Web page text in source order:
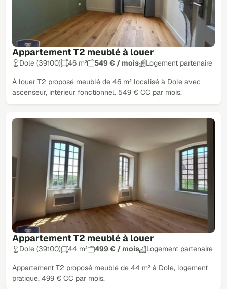
Appartement T2 meublé à louer
Dole (39100) 46 m² 549 € / mois Logement partenaire
À louer T2 proposé meublé de 46 m² localisé à Dole avec
ascenseur, intérieur fonctionnel. 549 € CC par mois.
Appartement T2 meublé à louer
Dole (39100) 44 m² 499 € / mois Logement partenaire
Appartement T2 proposé meublé de 44 m² à Dole, logement
pratique. 499 € CC par mois.